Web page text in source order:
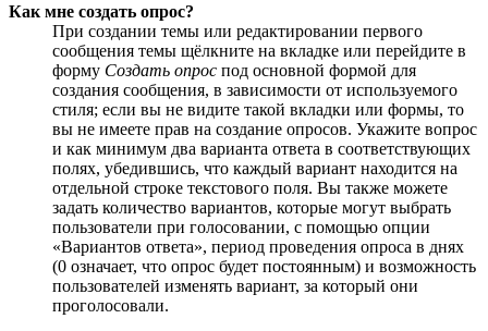
Как мне создать опрос?
При создании темы или редактировании первого
сообщения темы щёлкните на вкладке или перейдите в
форму Создать опрос под основной формой для
создания сообщения, в зависимости от используемого
стиля; если вы не видите такой вкладки или формы, то
вы не имеете прав на создание опросов. Укажите вопрос
и как минимум два варианта ответа в соответствующих
полях, убедившись, что каждый вариант находится на
отдельной строке текстового поля. Вы также можете
задать количество вариантов, которые могут выбрать
пользователи при голосовании, с помощью опции
«Вариантов ответа», период проведения опроса в днях
(0 означает, что опрос будет постоянным) и возможность
пользователей изменять вариант, за который они
проголосовали.